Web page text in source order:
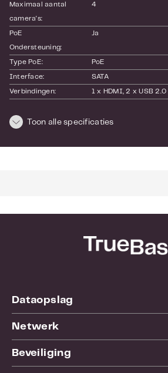
Maximaal aantal
camera's:
4
PoE
Ondersteuning:
Ja
Type PoE: PoE
Interface: SATA
Verbindingen: 1 x HDMI, 2 x USB 2.0
Encryptie: N.v.t.
van de fabrikant.
Toon alle specificaties
Dataopslag
Netwerk
Beveiliging